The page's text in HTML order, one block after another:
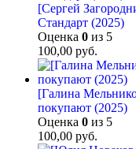
[Сергей
Стандарт (2025)
Оценка 0 из 5
100,00 руб.
[Галина
покупают (2025)
Оценка 0 из 5
100,00 руб.